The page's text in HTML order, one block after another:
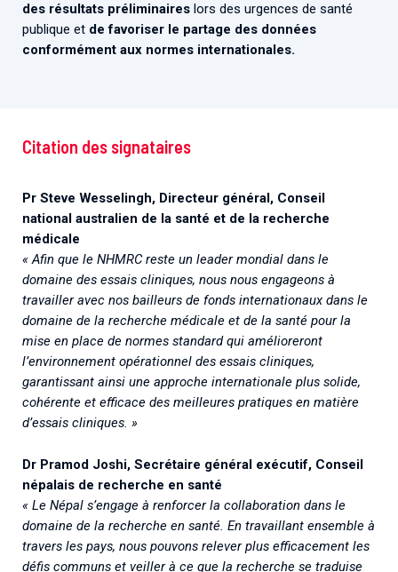
des résultats préliminaires lors des urgences de santé
publique et de favoriser le partage des données
conformément aux normes internationales.
Citation des signataires
Pr Steve Wesselingh, Directeur général, Conseil
national australien de la santé et de la recherche
médicale
« Afin que le NHMRC reste un leader mondial dans le
domaine des essais cliniques, nous nous engageons à
travailler avec nos bailleurs de fonds internationaux dans le
domaine de la recherche médicale et de la santé pour la
mise en place de normes standard qui amélioreront
l’environnement opérationnel des essais cliniques,
garantissant ainsi une approche internationale plus solide,
cohérente et efficace des meilleures pratiques en matière
d’essais cliniques. »
Dr Pramod Joshi, Secrétaire général exécutif, Conseil
népalais de recherche en santé
« Le Népal s’engage à renforcer la collaboration dans le
domaine de la recherche en santé. En travaillant ensemble à
travers les pays, nous pouvons relever plus efficacement les
défis communs et veiller à ce que la recherche se traduise